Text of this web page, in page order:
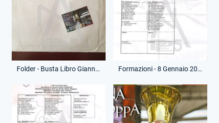
Folder - Busta Libro Gianni Barberi - Una Coppa per sempre Formazioni - 8 Gennaio 2013 - Coppa Italia - Lazio-Catania